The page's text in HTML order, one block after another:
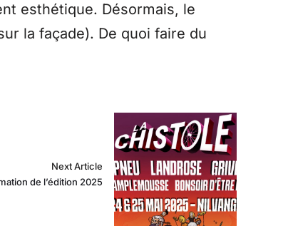
esthétique. Désormais, le
la façade). De quoi faire du
Next Article
de l’édition 2025